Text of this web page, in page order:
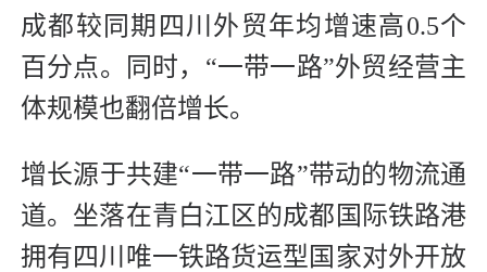
成都较同期四川外贸年均增速高0.5个
百分点。同时，“一带一路”外贸经营主
体规模也翻倍增长。
增长源于共建“一带一路”带动的物流通
道。坐落在青白江区的成都国际铁路港
拥有四川唯一铁路货运型国家对外开放